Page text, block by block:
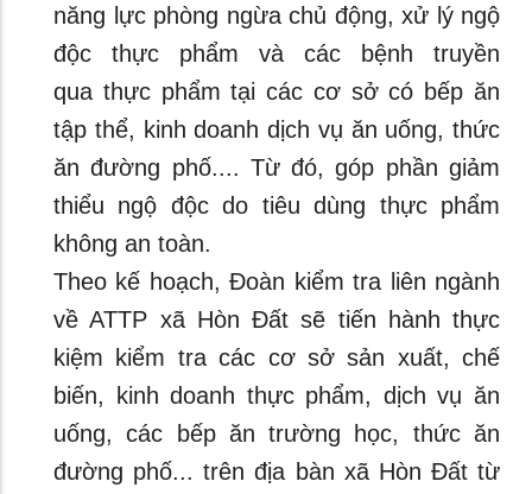
năng lực phòng ngừa chủ động, xử lý ngộ
độc thực phẩm và các bệnh truyền
qua thực phẩm tại các cơ sở có bếp ăn
tập thể, kinh doanh dịch vụ ăn uống, thức
ăn đường phố.... Từ đó, góp phần giảm
thiểu ngộ độc do tiêu dùng thực phẩm
không an toàn.
Theo kế hoạch, Đoàn kiểm tra liên ngành
về ATTP xã Hòn Đất sẽ tiến hành thực
kiệm kiểm tra các cơ sở sản xuất, chế
biến, kinh doanh thực phẩm, dịch vụ ăn
uống, các bếp ăn trường học, thức ăn
đường phố... trên địa bàn xã Hòn Đất từ